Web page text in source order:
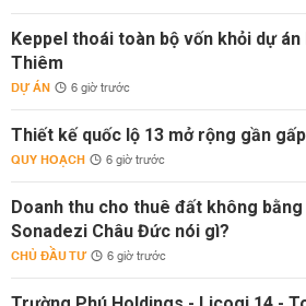
Keppel thoái toàn bộ vốn khỏi dự
Thiêm
DỰ ÁN 6 giờ trước
Thiết kế quốc lộ 13 mở rộng gần
QUY HOẠCH 6 giờ trước
Doanh thu cho thuê đất không bằng
Sonadezi Châu Đức nói gì?
CHỦ ĐẦU TƯ 6 giờ trước